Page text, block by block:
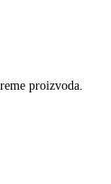
proizvoda.